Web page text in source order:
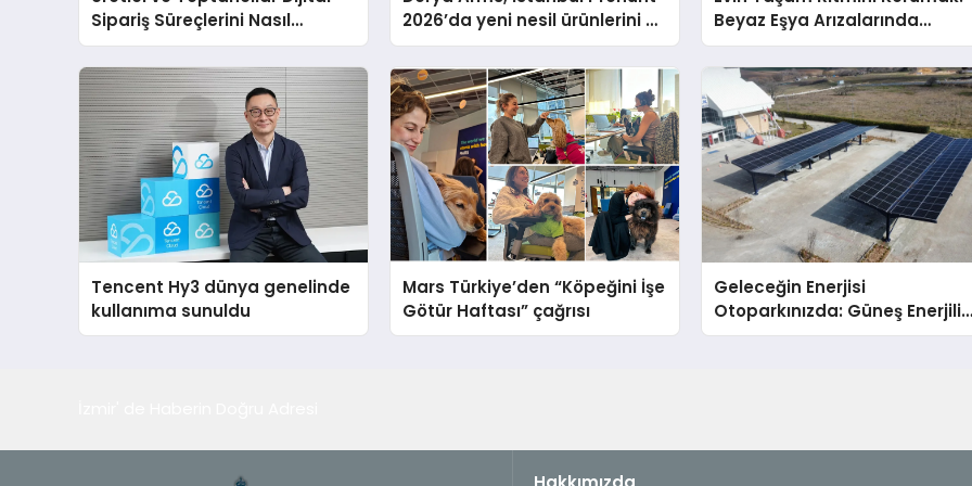
Sipariş Süreçlerini Nasıl
Yönetmeli?
2026’da yeni nesil ürünlerini ve
global marka vizyonunu
sergiledi
Beyaz Eşya Arızalarında
Dürüst ve İnsan Odaklı
Tencent Hy3 dünya genelinde
kullanıma sunuldu
Mars Türkiye’den “Köpeğini İşe
Götür Haftası” çağrısı
Geleceğin Enerjisi
Otoparkınızda: Güneş Enerjili
Carport (Solar Otopark)